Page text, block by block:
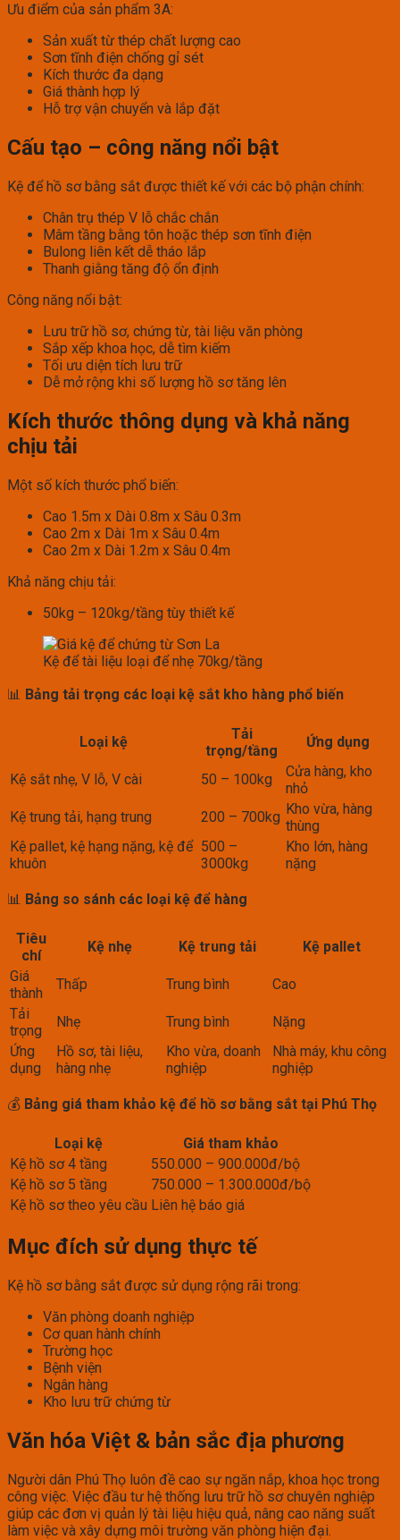
Ưu điểm của sản phẩm 3A:
Sản xuất từ thép chất lượng cao
Sơn tĩnh điện chống gỉ sét
Kích thước đa dạng
Giá thành hợp lý
Hỗ trợ vận chuyển và lắp đặt
Cấu tạo – công năng nổi bật
Kệ để hồ sơ bằng sắt được thiết kế với các bộ phận chính:
Chân trụ thép V lỗ chắc chắn
Mâm tầng bằng tôn hoặc thép sơn tĩnh điện
Bulong liên kết dễ tháo lắp
Thanh giằng tăng độ ổn định
Công năng nổi bật:
Lưu trữ hồ sơ, chứng từ, tài liệu văn phòng
Sắp xếp khoa học, dễ tìm kiếm
Tối ưu diện tích lưu trữ
Dễ mở rộng khi số lượng hồ sơ tăng lên
Kích thước thông dụng và khả năng
chịu tải
Một số kích thước phổ biến:
Cao 1.5m x Dài 0.8m x Sâu 0.3m
Cao 2m x Dài 1m x Sâu 0.4m
Cao 2m x Dài 1.2m x Sâu 0.4m
Khả năng chịu tải:
50kg – 120kg/tầng tùy thiết kế
Kệ để tài liệu loại để nhẹ 70kg/tầng
📊 Bảng tải trọng các loại kệ sắt kho hàng phổ biến
Loại kệ
Tải
trọng/tầng
Ứng dụng
Kệ sắt nhẹ, V lỗ, V cài 50 – 100kg
Cửa hàng, kho
nhỏ
Kệ trung tải, hạng trung
200 – 700kg Kho vừa, hàng
thùng
Kệ pallet, kệ hạng nặng, kệ để
khuôn
500 –
3000kg
Kho lớn, hàng
nặng
📊 Bảng so sánh các loại kệ để hàng
Tiêu
chí
Kệ nhẹ Kệ trung tải
Kệ pallet
Giá
thành
Thấp Trung bình
Cao
Tải
trọng
Nhẹ Trung bình
Nặng
Ứng
dụng
Hồ sơ, tài liệu,
hàng nhẹ
Kho vừa, doanh
nghiệp
Nhà máy, khu công
nghiệp
💰 Bảng giá tham khảo kệ để hồ sơ bằng sắt tại Phú Thọ
Loại kệ
Giá tham khảo
Kệ hồ sơ 4 tầng
550.000 – 900.000đ/bộ
Kệ hồ sơ 5 tầng
750.000 – 1.300.000đ/bộ
Kệ hồ sơ theo yêu cầu Liên hệ báo giá
Mục đích sử dụng thực tế
Kệ hồ sơ bằng sắt được sử dụng rộng rãi trong:
Văn phòng doanh nghiệp
Cơ quan hành chính
Trường học
Bệnh viện
Ngân hàng
Kho lưu trữ chứng từ
Văn hóa Việt & bản sắc địa phương
Người dân Phú Thọ luôn đề cao sự ngăn nắp, khoa học trong
công việc. Việc đầu tư hệ thống lưu trữ hồ sơ chuyên nghiệp
giúp các đơn vị quản lý tài liệu hiệu quả, nâng cao năng suất
làm việc và xây dựng môi trường văn phòng hiện đại.